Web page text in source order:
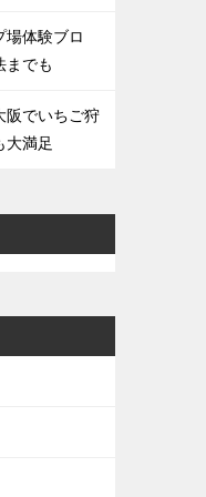
場体験ブロ
までも
阪でいちご狩
大満足